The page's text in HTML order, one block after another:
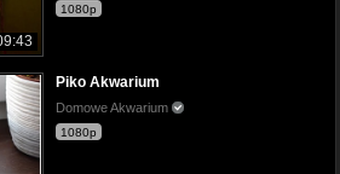
1080p
Piko Akwarium
Domowe Akwarium
1080p